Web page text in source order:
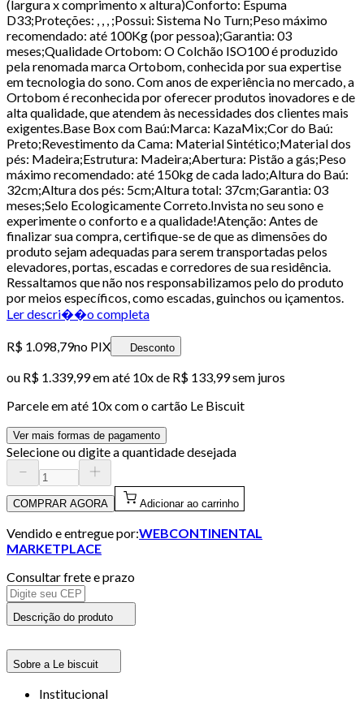
(largura x comprimento x altura)Conforto: Espuma
D33;Proteções: , , , ;Possui: Sistema No Turn;Peso máximo
recomendado: até 100Kg (por pessoa);Garantia: 03
meses;Qualidade Ortobom: O Colchão ISO100 é produzido
pela renomada marca Ortobom, conhecida por sua expertise
em tecnologia do sono. Com anos de experiência no mercado, a
Ortobom é reconhecida por oferecer produtos inovadores e de
alta qualidade, que atendem às necessidades dos clientes mais
exigentes.Base Box com Baú:Marca: KazaMix;Cor do Baú:
Preto;Revestimento da Cama: Material Sintético;Material dos
pés: Madeira;Estrutura: Madeira;Abertura: Pistão a gás;Peso
máximo recomendado: até 150kg de cada lado;Altura do Baú:
32cm;Altura dos pés: 5cm;Altura total: 37cm;Garantia: 03
meses;Selo Ecologicamente Correto.Invista no seu sono e
experimente o conforto e a qualidade!Atenção: Antes de
finalizar sua compra, certifique-se de que as dimensões do
produto sejam adequadas para serem transportadas pelos
elevadores, portas, escadas e corredores de sua residência.
Ressaltamos que não nos responsabilizamos pelo do produto
por meios específicos, como escadas, guinchos ou içamentos.
Ler descri��o completa
R$ 1.098,79no PIX Desconto
ou R$ 1.339,99em até 10x de R$ 133,99 sem juros
Parcele em até 10x com o cartão Le Biscuit
Ver mais formas de pagamento
Selecione ou digite a quantidade desejada
COMPRAR AGORA Adicionar ao carrinho
Vendido e entregue por:WEBCONTINENTAL
MARKETPLACE
Consultar frete e prazo
Descrição do produto
Sobre a Le biscuit
Institucional